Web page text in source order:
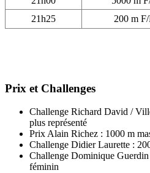
21h25
200 m
Prix et Challenges
Challenge Richard David /
plus représenté
Prix Alain Richez : 1000 m
Challenge Didier Laurette :
Challenge Dominique
féminin